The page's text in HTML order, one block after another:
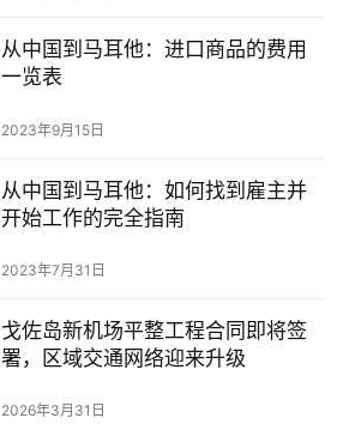
从中国到马耳他：进口商品的费用
一览表
2023年9月15日
从中国到马耳他：如何找到雇主并
开始工作的完全指南
2023年7月31日
戈佐岛新机场平整工程合同即将签
署，区域交通网络迎来升级
2026年3月31日